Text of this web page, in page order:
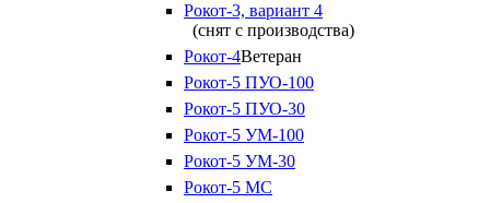
Рокот-3, вариант 4
(снят с производства)
Рокот-4Ветеран
Рокот-5 ПУО-100
Рокот-5 ПУО-30
Рокот-5 УМ-100
Рокот-5 УМ-30
Рокот-5 МС